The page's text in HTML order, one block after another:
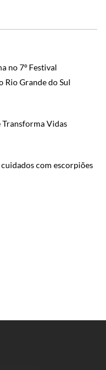
no 7º Festival
Rio Grande do Sul
Transforma Vidas
com escorpiões